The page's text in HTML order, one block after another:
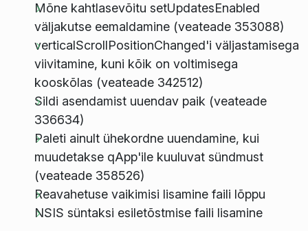
Mõne kahtlasevõitu setUpdatesEnabled
väljakutse eemaldamine (veateade 353088)
verticalScrollPositionChanged'i väljastamisega
viivitamine, kuni kõik on voltimisega
kooskõlas (veateade 342512)
Sildi asendamist uuendav paik (veateade
336634)
Paleti ainult ühekordne uuendamine, kui
muudetakse qApp'ile kuuluvat sündmust
(veateade 358526)
Reavahetuse vaikimisi lisamine faili lõppu
NSIS süntaksi esiletõstmise faili lisamine